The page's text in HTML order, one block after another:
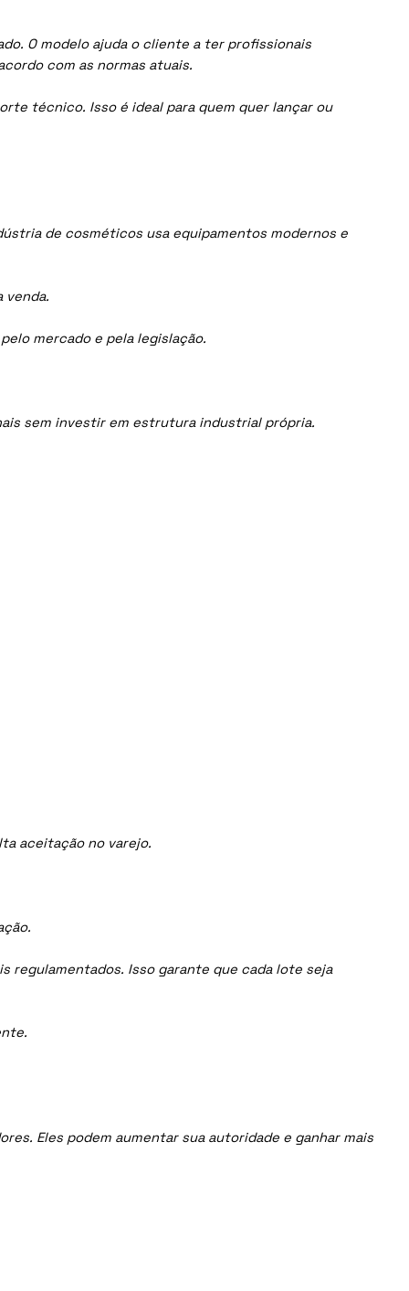
O modelo ajuda o cliente a ter profissionais
com as normas atuais.
técnico. Isso é ideal para quem quer lançar ou
de cosméticos usa equipamentos modernos e
venda.
mercado e pela legislação.
sem investir em estrutura industrial própria.
aceitação no varejo.
Isso garante que cada lote seja
Eles podem aumentar sua autoridade e ganhar mais